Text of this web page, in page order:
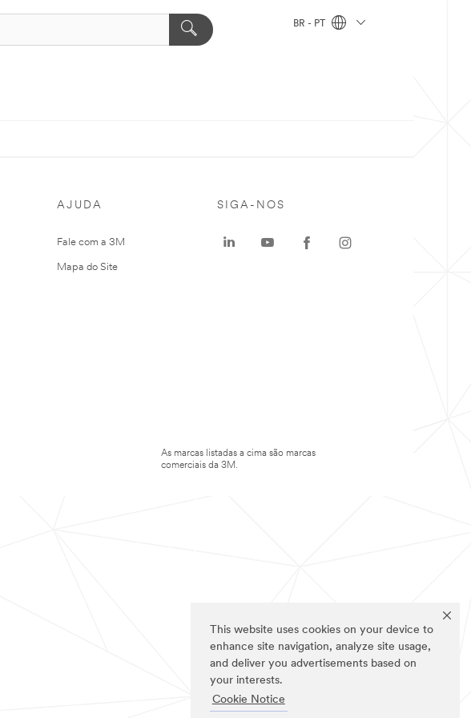
This website uses cookies on your device to
enhance site navigation, analyze site usage,
and deliver you advertisements based on
your interests.
Cookie Notice
BR - PT
AJUDA
Fale com a 3M
Mapa do Site
SIGA-NOS
As marcas listadas a cima são marcas
comerciais da 3M.